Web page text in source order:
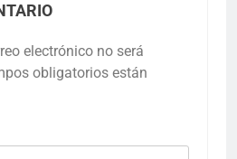
electrónico no será
obligatorios están